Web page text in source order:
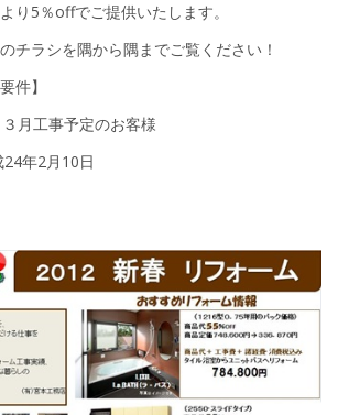
り5％offでご提供いたします。
チラシを隅から隅までご覧ください！
件】
月工事予定のお客様
24年2月10日